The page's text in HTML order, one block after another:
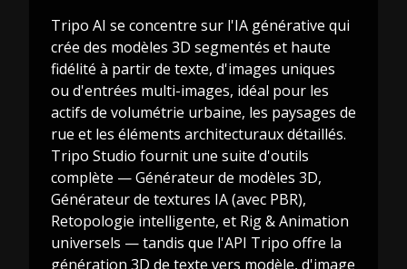
Tripo AI se concentre sur l'IA générative qui
crée des modèles 3D segmentés et haute
fidélité à partir de texte, d'images uniques
ou d'entrées multi-images, idéal pour les
actifs de volumétrie urbaine, les paysages de
rue et les éléments architecturaux détaillés.
Tripo Studio fournit une suite d'outils
complète — Générateur de modèles 3D,
Générateur de textures IA (avec PBR),
Retopologie intelligente, et Rig & Animation
universels — tandis que l'API Tripo offre la
génération 3D de texte vers modèle, d'image